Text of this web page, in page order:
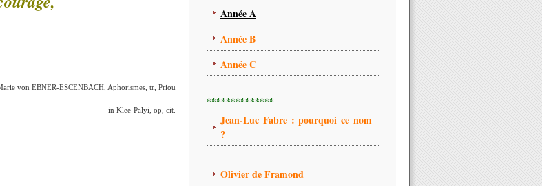
von EBNER-ESCENBACH, Aphorismes, tr, Priou
in Klee-Palyi, op, cit.
Année A
Année B
Année C
**************
Jean-Luc Fabre : pourquoi ce nom
?
Olivier de Framond